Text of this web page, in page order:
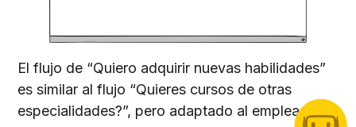
El flujo de “Quiero adquirir nuevas habilidades”
es similar al flujo “Quieres cursos de otras
especialidades?”, pero adaptado al empleador.